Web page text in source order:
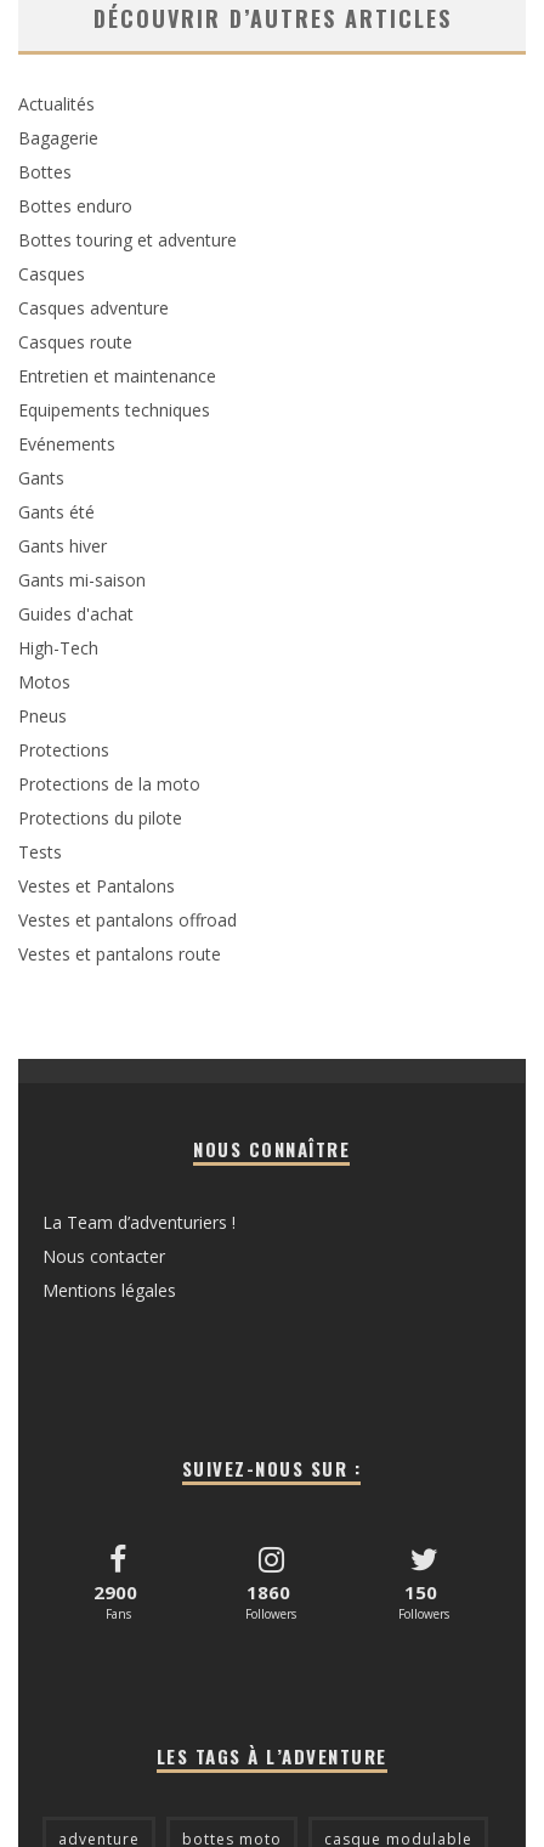
DÉCOUVRIR D’AUTRES ARTICLES
Actualités
Bagagerie
Bottes
Bottes enduro
Bottes touring et adventure
Casques
Casques adventure
Casques route
Entretien et maintenance
Equipements techniques
Evénements
Gants
Gants été
Gants hiver
Gants mi-saison
Guides d'achat
High-Tech
Motos
Pneus
Protections
Protections de la moto
Protections du pilote
Tests
Vestes et Pantalons
Vestes et pantalons offroad
Vestes et pantalons route
NOUS CONNAÎTRE
La Team d’adventuriers !
Nous contacter
Mentions légales
SUIVEZ-NOUS SUR :
2900
Fans
1860
Followers
150
Followers
LES TAGS À L’ADVENTURE
adventure bottes moto casque modulable